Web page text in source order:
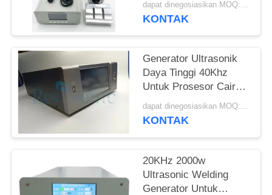
Mask Slicer
dapat dinegosiasikan MOQ:1 buah
KONTAK
Generator Ultrasonik
Daya Tinggi 40Khz
Untuk Prosesor Cair
Pemotong Las
dapat dinegosiasikan MOQ:1 buah
KONTAK
20KHz 2000w
Ultrasonic Welding
Generator Untuk